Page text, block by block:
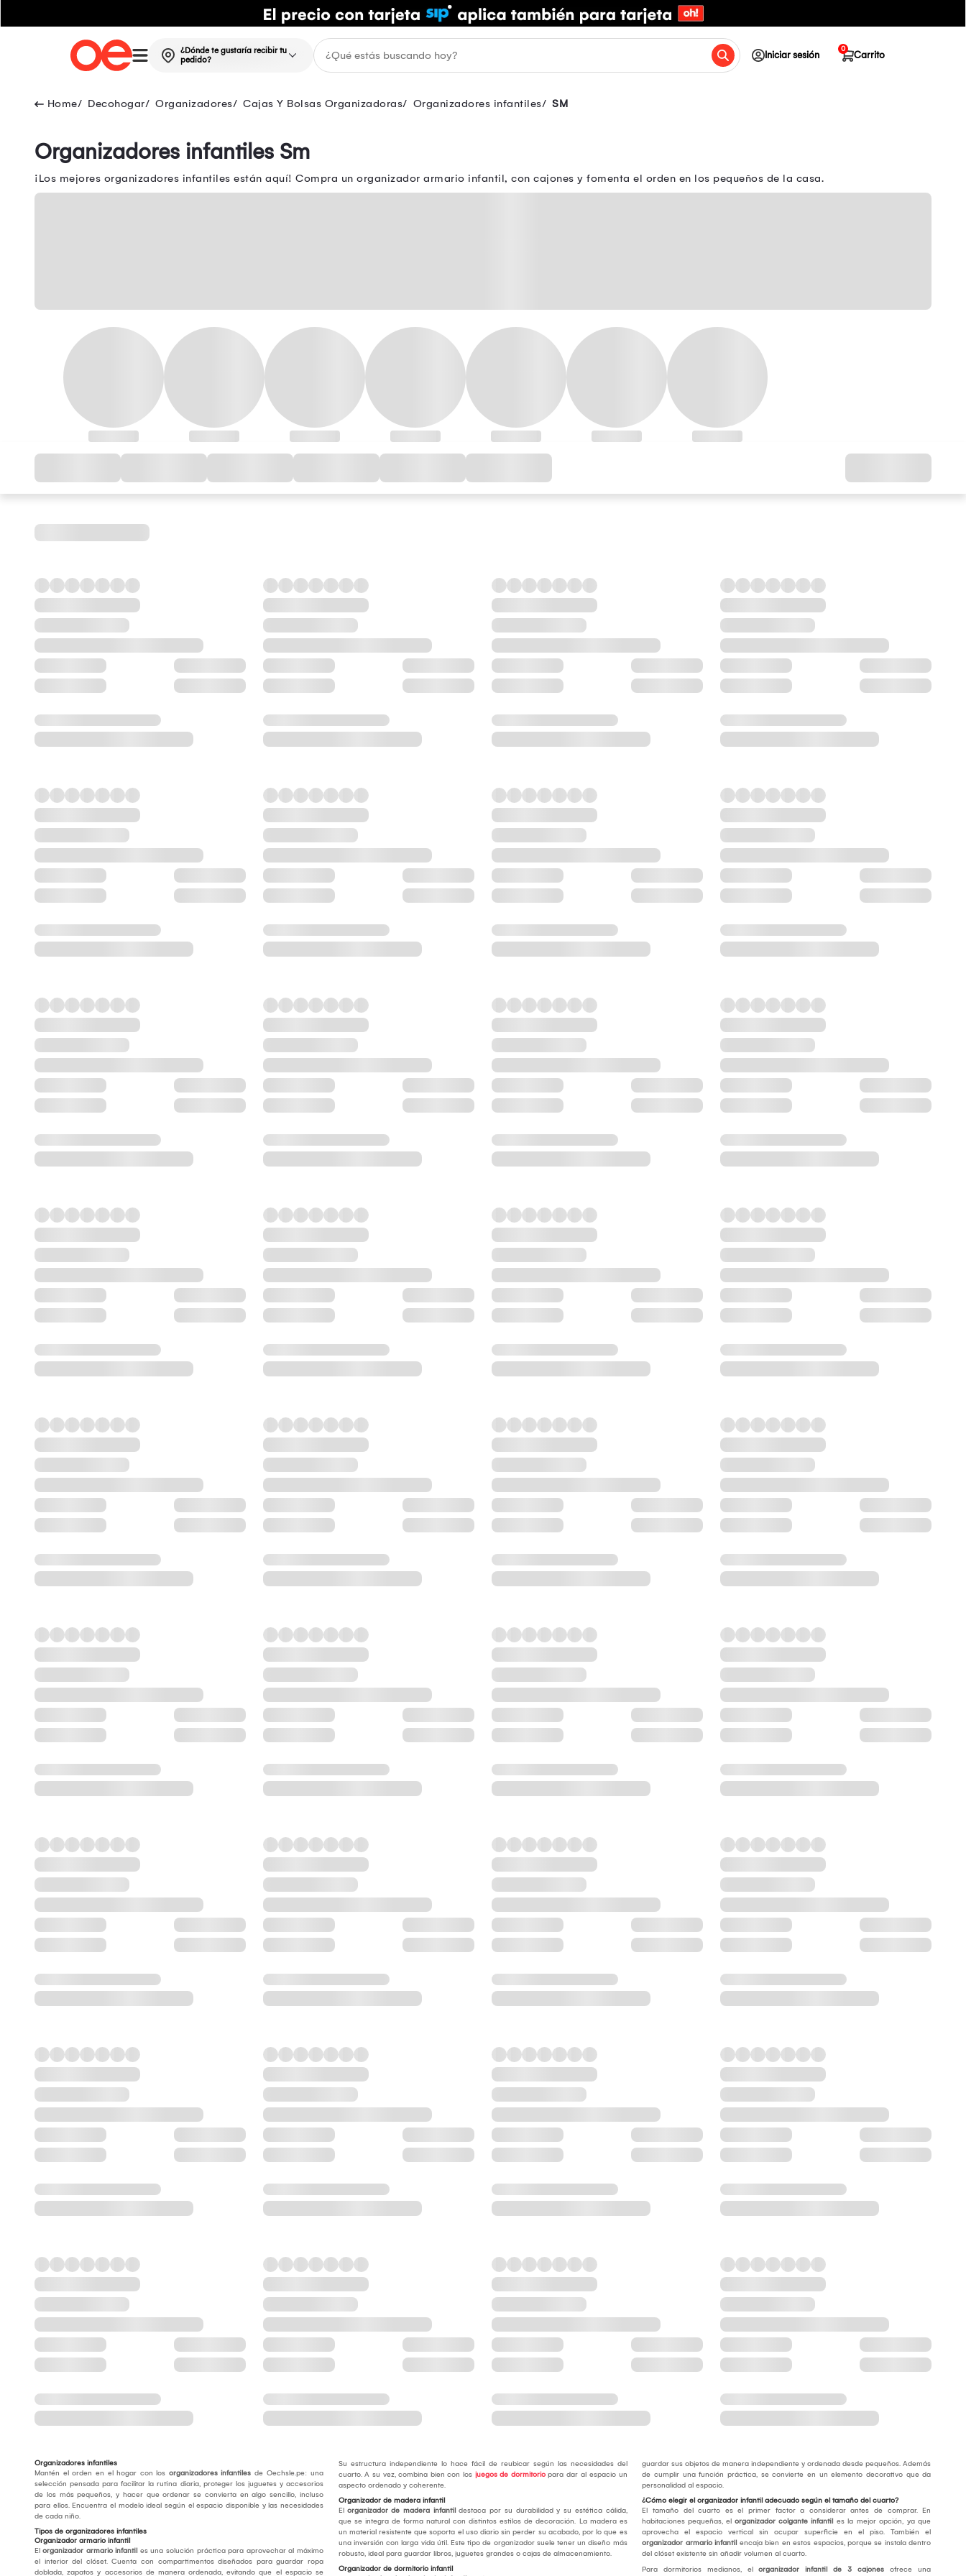
¿Dónde te gustaría recibir tu
pedido?
Iniciar sesión Carrito
0
Decohogar Organizadores Cajas Y Bolsas Organizadoras Organizadores infantiles SM
Organizadores infantiles Sm
¡Los mejores organizadores infantiles están aquí! Compra un organizador armario infantil, con cajones y fomenta el orden en los pequeños de la casa.
Organizadores infantiles
Mantén el orden en el hogar con los organizadores infantiles de Oechsle.pe: una
selección pensada para facilitar la rutina diaria, proteger los juguetes y accesorios
de los más pequeños, y hacer que ordenar se convierta en algo sencillo, incluso
para ellos. Encuentra el modelo ideal según el espacio disponible y las necesidades
de cada niño.
Tipos de organizadores infantiles
Organizador armario infantil
El organizador armario infantil es una solución práctica para aprovechar al máximo
el interior del clóset. Cuenta con compartimentos diseñados para guardar ropa
doblada, zapatos y accesorios de manera ordenada, evitando que el espacio se
Su estructura independiente lo hace fácil de reubicar según las necesidades del
cuarto. A su vez, combina bien con los juegos de dormitoriopara dar al espacio un
aspecto ordenado y coherente.
Organizador de madera infantil
El organizador de madera infantil destaca por su durabilidad y su estética cálida,
que se integra de forma natural con distintos estilos de decoración. La madera es
un material resistente que soporta el uso diario sin perder su acabado, por lo que es
una inversión con larga vida útil. Este tipo de organizador suele tener un diseño más
robusto, ideal para guardar libros, juguetes grandes o cajas de almacenamiento.
Organizador de dormitorio infantil
guardar sus objetos de manera independiente y ordenada desde pequeños. Además
de cumplir una función práctica, se convierte en un elemento decorativo que da
personalidad al espacio.
¿Cómo elegir el organizador infantil adecuado según el tamaño del cuarto?
El tamaño del cuarto es el primer factor a considerar antes de comprar. En
habitaciones pequeñas, elorganizador colgante infantil es la mejor opción, ya que
aprovecha el espacio vertical sin ocupar superficie en el piso. También el
organizador armario infantil encaja bien en estos espacios, porque se instala dentro
del clóset existente sin añadir volumen al cuarto.
Para dormitorios medianos, elorganizador infantil de 3 cajones ofrece una